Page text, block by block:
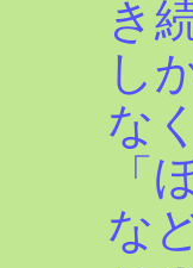
き
し
な
「
な